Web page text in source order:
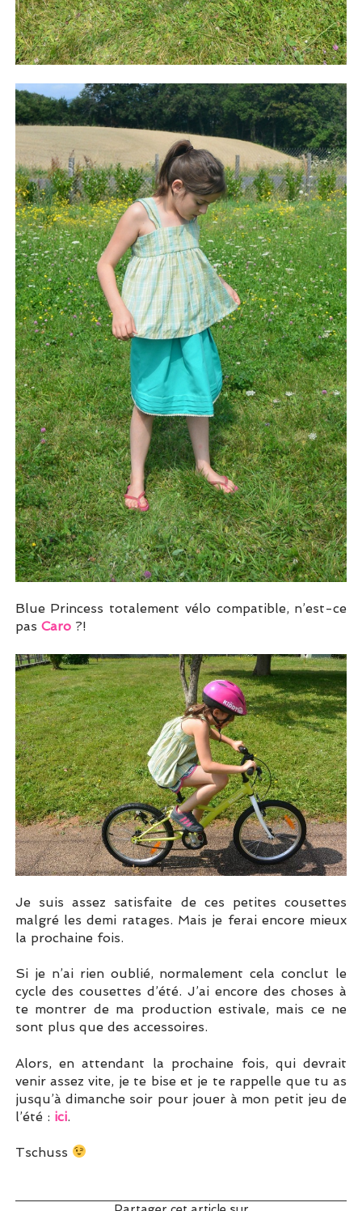
Blue Princess totalement vélo compatible, n’est-ce
pas Caro ?!
Je suis assez satisfaite de ces petites cousettes
malgré les demi ratages. Mais je ferai encore mieux
la prochaine fois.
Si je n’ai rien oublié, normalement cela conclut le
cycle des cousettes d’été. J’ai encore des choses à
te montrer de ma production estivale, mais ce ne
sont plus que des accessoires.
Alors, en attendant la prochaine fois, qui devrait
venir assez vite, je te bise et je te rappelle que tu as
jusqu’à dimanche soir pour jouer à mon petit jeu de
l’été : ici.
Tschuss